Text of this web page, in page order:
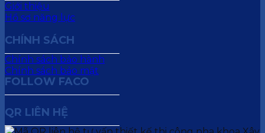
Giới thiệu
Hồ sơ năng lực
CHÍNH SÁCH
Chính sách bảo hành
Chính sách bảo mật
FOLLOW FACO
QR LIÊN HỆ